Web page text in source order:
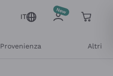
IT
Provenienza Altri